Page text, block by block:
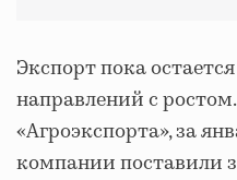
Экспорт пока
направлений с
«Агроэкспорта», за
компании поставили